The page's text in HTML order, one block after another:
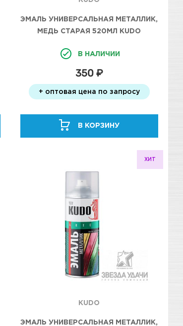
ЭМАЛЬ УНИВЕРСАЛЬНАЯ МЕТАЛЛИК,
МЕДЬ СТАРАЯ 520МЛ KUDO
В НАЛИЧИИ
350 ₽
+ оптовая цена по запросу
В КОРЗИНУ
ХИТ
KUDO
ЭМАЛЬ УНИВЕРСАЛЬНАЯ МЕТАЛЛИК,